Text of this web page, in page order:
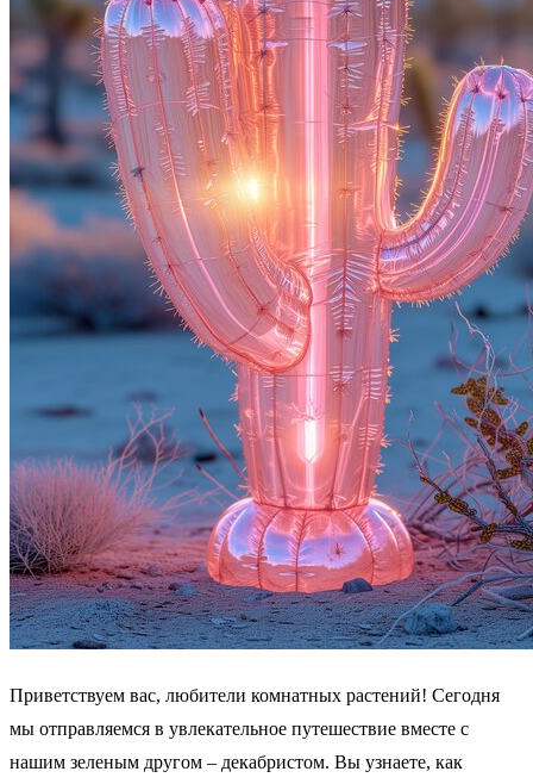
Приветствуем вас, любители комнатных растений! Сегодня
мы отправляемся в увлекательное путешествие вместе с
нашим зеленым другом – декабристом. Вы узнаете, как